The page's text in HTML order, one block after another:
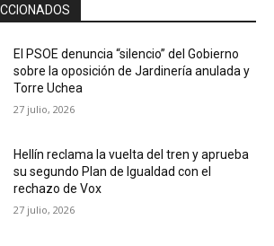
El PSOE denuncia “silencio” del Gobierno
sobre la oposición de Jardinería anulada y
Torre Uchea
27 julio, 2026
Hellín reclama la vuelta del tren y aprueba
su segundo Plan de Igualdad con el
rechazo de Vox
27 julio, 2026